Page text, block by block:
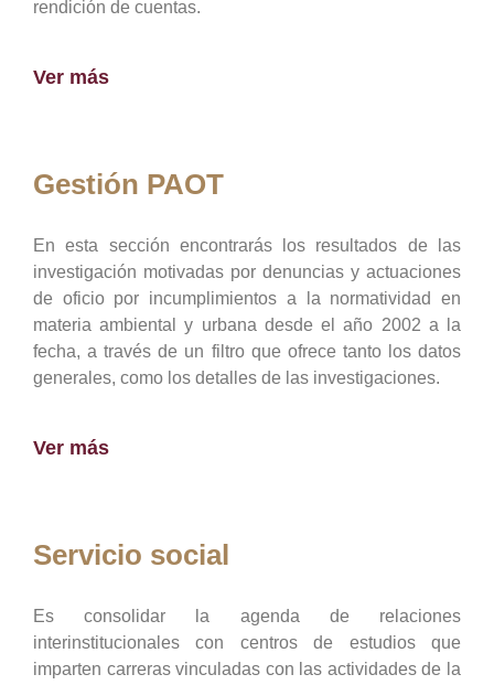
rendición de cuentas.
Ver más
Gestión PAOT
En esta sección encontrarás los resultados de las
investigación motivadas por denuncias y actuaciones
de oficio por incumplimientos a la normatividad en
materia ambiental y urbana desde el año 2002 a la
fecha, a través de un filtro que ofrece tanto los datos
generales, como los detalles de las investigaciones.
Ver más
Servicio social
Es consolidar la agenda de relaciones
interinstitucionales con centros de estudios que
imparten carreras vinculadas con las actividades de la